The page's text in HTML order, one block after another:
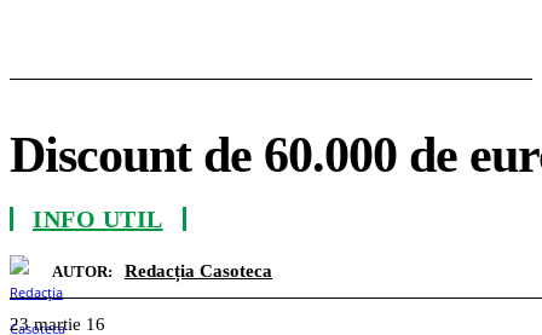
Discount de 60.000 de
INFO UTIL
AUTOR: Redacția Casoteca
23 martie 16